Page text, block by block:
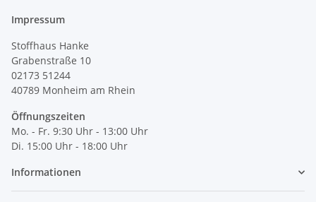
Impressum
Stoffhaus Hanke
Grabenstraße 10
02173 51244
40789 Monheim am Rhein
Öffnungszeiten
Mo. - Fr. 9:30 Uhr - 13:00 Uhr
Di. 15:00 Uhr - 18:00 Uhr
Informationen